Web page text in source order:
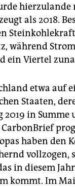
als 2018.
während
ein Viertel
etwa auf
Staaten,
in Summe
haben den
vollzogen,
in diesem
kommt. Im